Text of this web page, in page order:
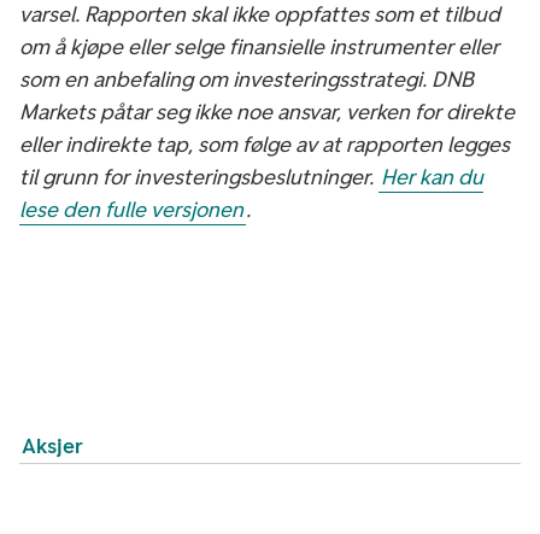
varsel. Rapporten skal ikke oppfattes som et tilbud
om å kjøpe eller selge finansielle instrumenter eller
som en anbefaling om investeringsstrategi. DNB
Markets påtar seg ikke noe ansvar, verken for direkte
eller indirekte tap, som følge av at rapporten legges
til grunn for investeringsbeslutninger. Her kan du
lese den fulle versjonen.
Aksjer